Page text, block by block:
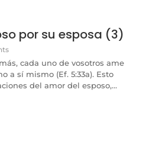
por su esposa (3)
cada uno de vosotros ame
a sí mismo (Ef. 5:33a). Esto
del amor del esposo,...